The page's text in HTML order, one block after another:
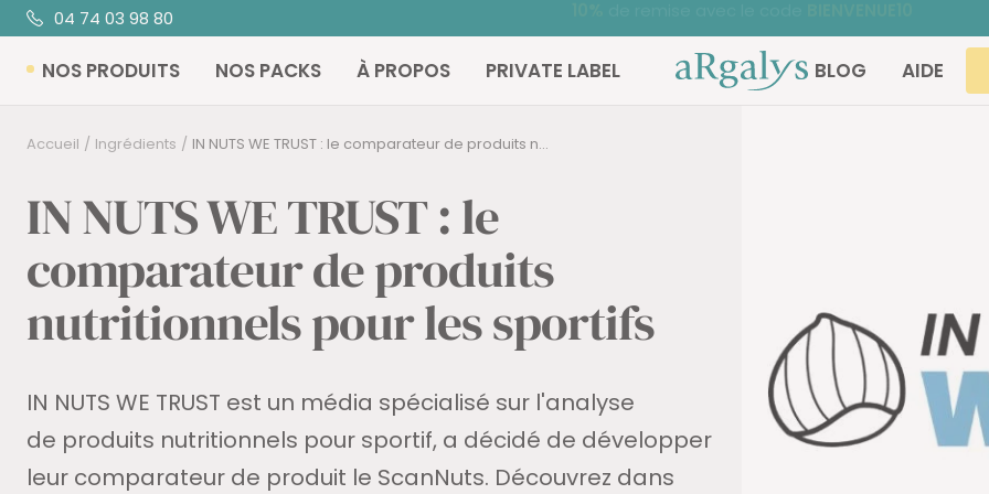
Passer
au
contenu
04 74 03 98 80
NOS PRODUITS NOS PACKS À PROPOS PRIVATE LABEL ARGALYS BLOG AIDE
Accueil Ingrédients IN NUTS WE TRUST : le comparateur de produits n...
IN NUTS WE TRUST : le
comparateur de produits
nutritionnels pour les sportifs
IN NUTS WE TRUST est un média spécialisé sur l'analyse
de produits nutritionnels pour sportif, a décidé de développer
leur comparateur de produit le ScanNuts. Découvrez dans